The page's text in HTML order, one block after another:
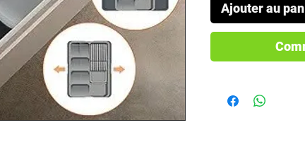
Ajouter au